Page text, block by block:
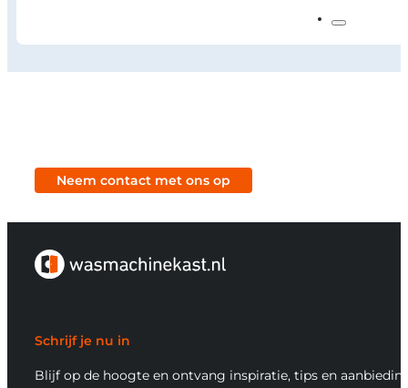
Neem contact met ons op
Schrijf je nu in
Blijf op de hoogte en ontvang inspiratie, tips en